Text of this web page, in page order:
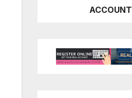
ACCOUNT